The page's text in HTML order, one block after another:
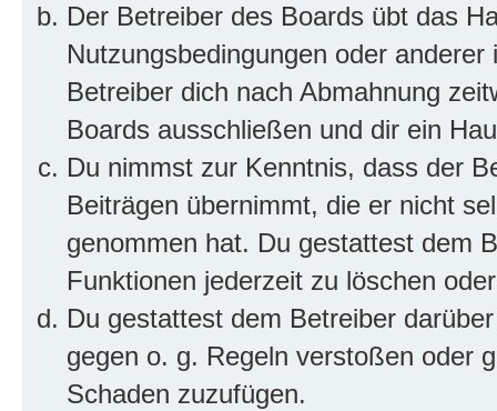
Der Betreiber des Boards übt das
Nutzungsbedingungen oder
Betreiber dich nach Abmahnung
Boards ausschließen und dir ein
Du nimmst zur Kenntnis, dass der
Beiträgen übernimmt, die er nicht
genommen hat. Du gestattest dem
Funktionen jederzeit zu löschen
Du gestattest dem Betreiber
gegen o. g. Regeln verstoßen oder
Schaden zuzufügen.